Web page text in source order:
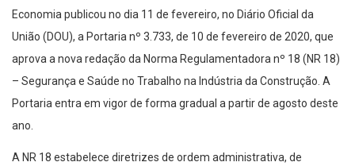
Economia publicou no dia 11 de fevereiro, no Diário Oficial da
União (DOU), a Portaria nº 3.733, de 10 de fevereiro de 2020, que
aprova a nova redação da Norma Regulamentadora nº 18 (NR 18)
– Segurança e Saúde no Trabalho na Indústria da Construção. A
Portaria entra em vigor de forma gradual a partir de agosto deste
ano.
A NR 18 estabelece diretrizes de ordem administrativa, de